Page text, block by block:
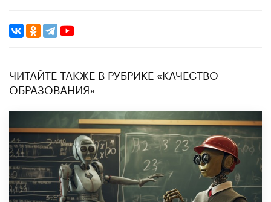
ЧИТАЙТЕ ТАКЖЕ В РУБРИКЕ «КАЧЕСТВО
ОБРАЗОВАНИЯ»